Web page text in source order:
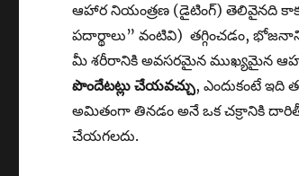
ఆహార నియంత్రణ (డైటింగ్) తెలివైనది
పదార్థాలు” వంటివి) తగ్గించడం,
మీ శరీరానికి అవసరమైన ముఖ్యమైన
పొందేటట్లు చేయవచ్చు, ఎందుకంటే
అమితంగా తినడం అనే ఒక చక్రానికి
చేయగలదు.